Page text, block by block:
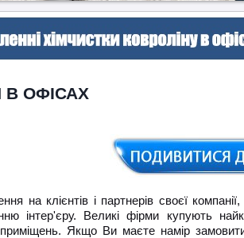
В ОФІСАХ
на клієнтів і партнерів своєї
інтер'єру. Великі фірми купують
Якщо Ви маєте намір